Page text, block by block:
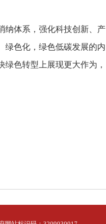
纳体系，强化科技创新、产
绿色化，绿色低碳发展的内
色转型上展现更大作为，